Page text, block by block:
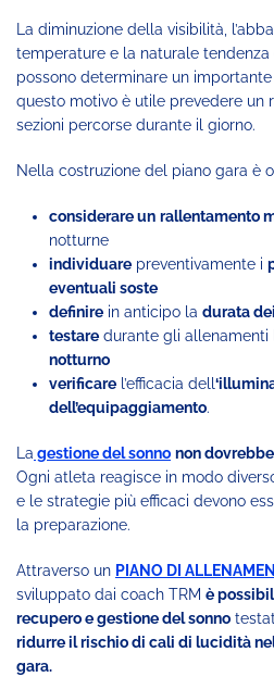
La diminuzione della visibilità,
temperature e la naturale
possono determinare un
questo motivo è utile prevedere un
sezioni percorse durante il giorno.
Nella costruzione del piano gara è
considerare un rallentamento
notturne
individuare preventivamente i
eventuali soste
definire in anticipo la durata
testare durante gli allenamenti
notturno
verificare l’efficacia dell
dell’equipaggiamento.
La gestione del sonno non
Ogni atleta reagisce in modo
e le strategie più efficaci devono
la preparazione.
Attraverso un PIANO DI
sviluppato dai coach TRM è
recupero e gestione del sonno
ridurre il rischio di cali di lucidità
gara.